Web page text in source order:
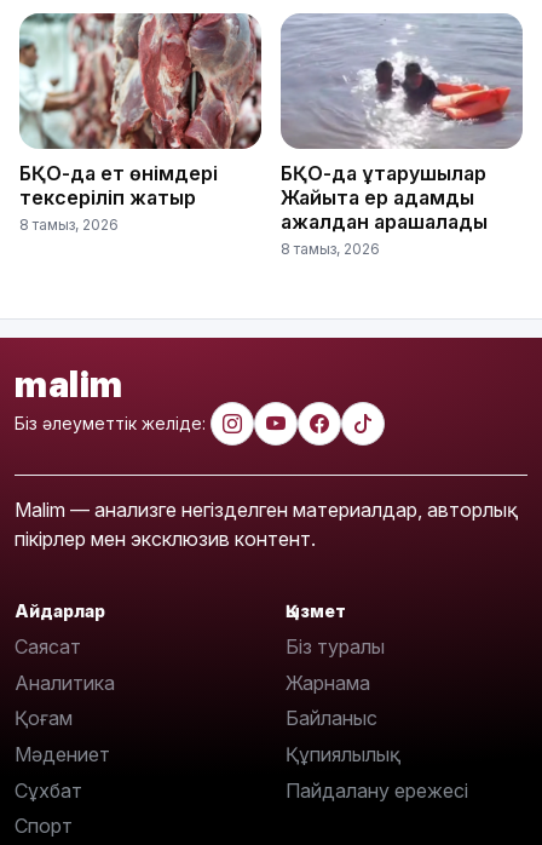
БҚО-да ет өнімдері
тексеріліп жатыр
8 тамыз, 2026
БҚО-да құтқарушылар
Жайықта ер адамды
ажалдан арашалады
8 тамыз, 2026
malim
Біз әлеуметтік желіде:
Malim — анализге негізделген материалдар, авторлық
пікірлер мен эксклюзив контент.
Айдарлар
Саясат
Аналитика
Қоғам
Мәдениет
Сұхбат
Спорт
Қызмет
Біз туралы
Жарнама
Байланыс
Құпиялылық
Пайдалану ережесі